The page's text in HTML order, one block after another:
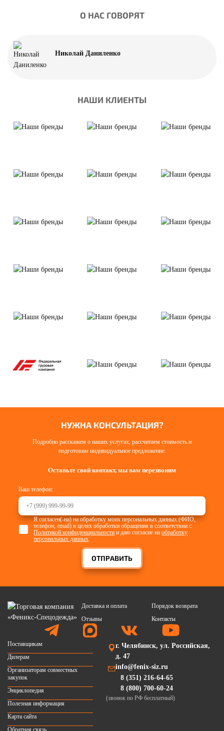
О НАС ГОВОРЯТ
Николай Даниленко
НАШИ КЛИЕНТЫ
НУЖНА КОНСУЛЬТАЦИЯ?
Подробно расскажем о наших услугах, рассчитаем стоимость и
подготовим индивидуальное предложение.
Оставьте свой контакт, мы вам перезвоним
Ваш телефон:
ОТПРАВИТЬ
Я согласен(-на) на обработку моих персональных данных (ФИО,
телефон, email) в целях обработки обращения в соответствии с
Политикой конфиденциальности и даю согласие наобработку
персональных данных.
Доставка и оплата
Порядок возврата
Отзывы
Контакты
Поставщикам
Дилерам
Организаторам совместных
закупок
Энциклопедия
Полезная информация
Карта сайта
Обратная связь
г. Челябинск, ул. Российская,
д. 47
info@fenix-siz.ru
8 (351) 216-64-65
8 (800) 700-60-24
(звонок по РФ бесплатный)